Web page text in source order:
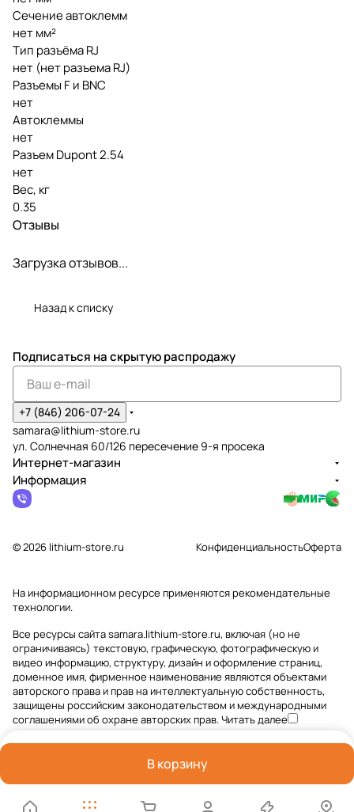
Сечение автоклемм
нет мм²
Тип разъёма RJ
нет (нет разъема RJ)
Разъемы F и BNC
нет
Автоклеммы
нет
Разъем Dupont 2.54
нет
Вес, кг
0.35
Отзывы
Загрузка отзывов...
Назад к списку
В корзину
Подписаться на скрытую распродажу
+7 (846) 206-07-24
samara@lithium-store.ru
ул. Солнечная 60/126 пересечение 9-я просека
Интернет-магазин
Информация
© 2026 lithium-store.ru КонфиденциальностьОферта
На информационном ресурсе применяютсярекомендательные
технологии.
Все ресурсы сайта samara.lithium-store.ru, включая (но не
ограничиваясь) текстовую, графическую, фотографическую и
видео информацию, структуру, дизайн и оформление страниц,
доменное имя, фирменное наименование являются объектами
авторского права и прав на интеллектуальную собственность,
защищены российским законодательством и международными
соглашениями об охране авторских прав.Читать далее